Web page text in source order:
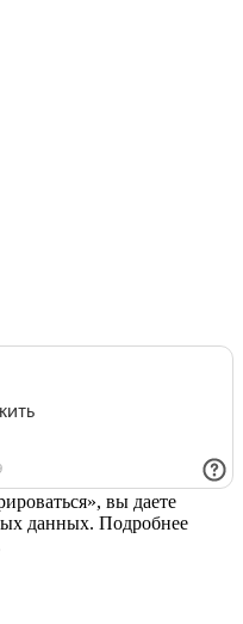
вы даете
данных. Подробнее